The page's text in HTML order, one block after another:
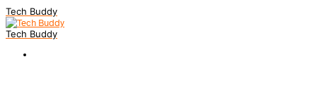
Tech Buddy
Tech Buddy